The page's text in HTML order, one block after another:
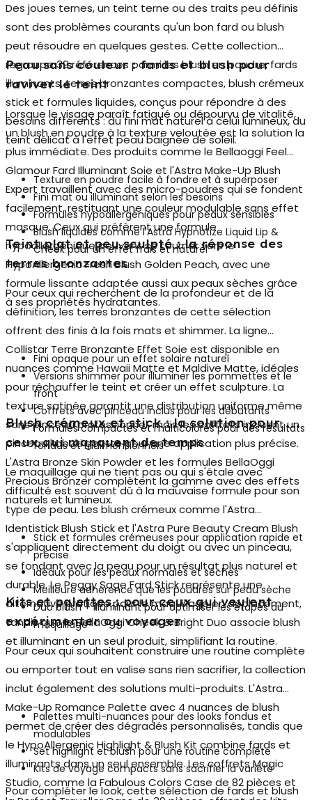
Des joues ternes, un teint terne ou des traits peu définis
sont des problèmes courants qu'un bon fard ou blush
peut résoudre en quelques gestes. Cette collection
regroupe 39 références parmi les blush en poudre, fards
illuminants, terres bronzantes compactes, blush crémeux
stick et formules liquides, conçus pour répondre à des
besoins différents : du fini mat naturel à celui lumineux, du
teint délicat à l'effet peau baignée de soleil.
Peau sans couleur : fards et blush pour
raviver le teint
Lorsque le visage paraît fatigué ou dépourvu de vitalité,
unblush en poudre à la texture veloutée est la solution la
plus immédiate. Des produits comme le Bellaoggi Feel
Glamour Fard Illuminant Soie et l'Astra Make-Up Blush
Expert travaillent avec des micro-poudres qui se fondent
facilement, restituant une couleur modulable sans effet
masque. Ceux qui préfèrent une formule
hypoallergénique peuvent se tourner vers le
HypoAllergenic Fresh Blush Golden Peach, avec une
formule lissante adaptée aussi aux peaux sèches grâce
à ses propriétés hydratantes.
Texture en poudre facile à fondre et à superposer
Fini mat ou illuminant selon les besoins
Formules hypoallergéniques pour peaux sensibles
Blush liquides comme l'Astra Hypnotize Liquid Lip &
Cheek pour un effet frais et naturel
Teint plat et peu sculpté : la réponse des
terres bronzantes
Pour ceux qui recherchent de la profondeur et de la
définition, les terres bronzantes de cette sélection
offrent des finis à la fois mats et shimmer. La ligne
Collistar Terre Bronzante Effet Soie est disponible en
nuances comme Hawaii Matte et Maldive Matte, idéales
pour réchauffer le teint et créer un effet sculpture. La
texture satinée garantit une distribution uniforme même
sans pinceau professionnel, mais les coffrets incluent un
pinceau kabuki goutte pour une application plus précise.
L'Astra Bronze Skin Powder et les formules BellaOggi
Precious Bronzer complètent la gamme avec des effets
naturels et lumineux.
Fini opaque pour un effet solaire naturel
Versions shimmer pour illuminer les pommettes et le
front
Coffrets avec pinceau inclus pour les débutants
Formules compactes et multicolores pour des résultats
fondus et tridimensionnels
Blush crémeux et stick : la solution pour
ceux qui manquent de temps
Le maquillage qui ne tient pas ou qui s'étale avec
difficulté est souvent dû à la mauvaise formule pour son
type de peau. Les blush crémeuxcomme l'Astra
Identistick Blush Stick et l'Astra Pure Beauty Cream Blush
s'appliquent directement du doigt ou avec un pinceau,
se fondant avec la peau pour un résultat plus naturel et
durable. Le Peggy Sage Fard Stick représente une
alternative pratique pour le maquillage en déplacement,
tandis que le BellaOggi Cheek & Bright Duo associe blush
et illuminant en un seul produit, simplifiant la routine.
Stick et formules crémeuses pour application rapide et
précise
Idéaux pour les peaux normales et sèches
Meilleure adhérence que les poudres sur peau sèche
Duo blush + illuminant pour optimiser les étapes du
maquillage
Kits et palettes : pour ceux qui veulent
expérimenter ou voyager
Pour ceux qui souhaitent construire une routine complète
ou emporter tout en valise sans rien sacrifier, la collection
inclut également des solutions multi-produits. L'Astra
Make-Up Romance Palette avec 4 nuances de blush
permet de créer des dégradés personnalisés, tandis que
le HypoAllergenic Highlight & Blush Kit combine fards et
illuminants dans un seul ensemble. Les coffrets Magic
Studio, comme la Fabulous Colors Case de 82 pièces et
Palettes multi-nuances pour des looks fondus et
modulables
Set highlight et blush pour une routine complète
Kits de voyage compacts sans sacrifier la variété
Pour compléter le look, cette sélection de fards et blush